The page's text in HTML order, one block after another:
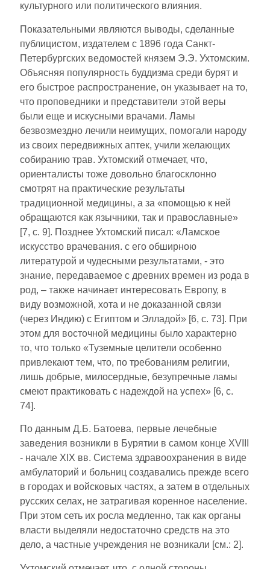
культурного или политического влияния.
Показательными являются выводы, сделанные
публицистом, издателем с 1896 года Санкт-
Петербургских ведомостей князем Э.Э. Ухтомским.
Объясняя популярность буддизма среди бурят и
его быстрое распространение, он указывает на то,
что проповедники и представители этой веры
были еще и искусными врачами. Ламы
безвозмездно лечили неимущих, помогали народу
из своих передвижных аптек, учили желающих
собиранию трав. Ухтомский отмечает, что,
ориенталисты тоже довольно благосклонно
смотрят на практические результаты
традиционной медицины, а за «помощью к ней
обращаются как язычники, так и православные»
[7, с. 9]. Позднее Ухтомский писал: «Ламское
искусство врачевания. с его обширною
литературой и чудесными результатами, - это
знание, передаваемое с древних времен из рода в
род, ‒ также начинает интересовать Европу, в
виду возможной, хота и не доказанной связи
(через Индию) с Египтом и Элладой» [6, с. 73]. При
этом для восточной медицины было характерно
то, что только «Туземные целители особенно
привлекают тем, что, по требованиям религии,
лишь добрые, милосердные, безупречные ламы
смеют практиковать с надеждой на успех» [6, с.
74].
По данным Д.Б. Батоева, первые лечебные
заведения возникли в Бурятии в самом конце XVIII
- начале XIX вв. Система здравоохранения в виде
амбулаторий и больниц создавались прежде всего
в городах и войсковых частях, а затем в отдельных
русских селах, не затрагивая коренное население.
При этом сеть их росла медленно, так как органы
власти выделяли недостаточно средств на это
дело, а частные учреждения не возникали [см.: 2].